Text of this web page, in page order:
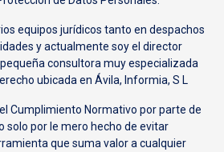
equipos jurídicos tanto en despachos
y actualmente soy el director
consultora muy especializada
ubicada en Ávila, Informia, S L
Cumplimiento Normativo por parte de
solo por le mero hecho de evitar
que suma valor a cualquier